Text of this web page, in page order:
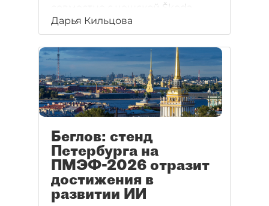
совместно с чешской Škoda
Дарья Кильцова
Беглов: стенд
Петербурга на
ПМЭФ-2026 отразит
достижения в
развитии ИИ